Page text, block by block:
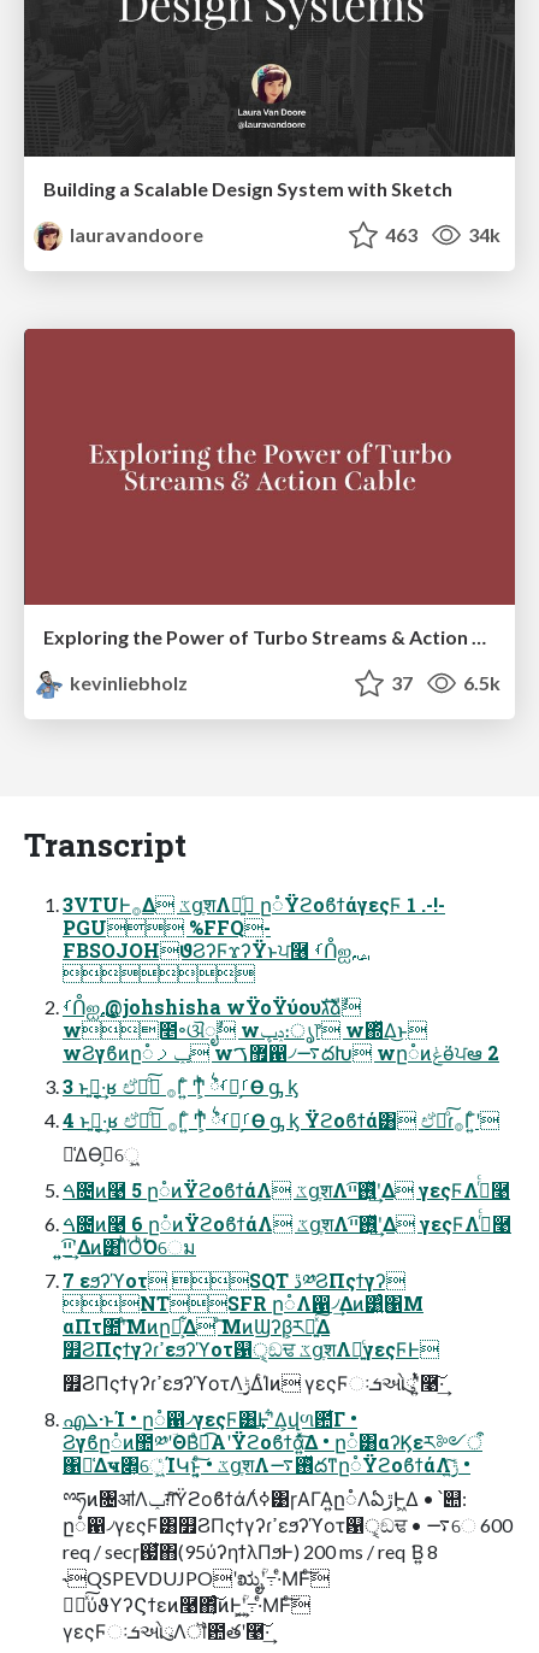
Building a Scalable Design System with Sketch
lauravandoore
463 34k
Exploring the Power of Turbo Streams & Action Cable | RailsConf2023
kevinliebholz
37 6.5k
Transcript
3VTUͰ࡞Δ ػցֶशΛ༻͍ͨ ը૾ΫϩοϐϯάγεςϜ 1 .-!-
PGU %FFQ-
FBSOJOHϑϨʔϜϫʔΫͱਪ࿦ ࡾᑍஐ࢙

ࡾᑍஐ࢙ @johshisha wΫοΫύουגࣜձࣾ
w೥৽ଔೖࣾ wݚڀ։ൃ෦ w΍ͬͯΔ͜ͱ
wϨγϐͷը૾ݕࡧ w޿ࠂ഑৴࠷దԽ wը૾ͷݟӫ͑ਪఆ 2
3 ͱࢥ͍·͔͢ʁ ඒຯͦ͠͏ ࡞Γ͍ͨ Ͳ͕ͬͪ ྆ํࡾᑍ͕ࡱӨ ᶃ ᶄ
4 ͱࢥ͍·͔͢ʁ ඒຯͦ͠͏ ࡞Γ͍ͨ Ͳ͕ͬͪ ྆ํࡾᑍ͕ࡱӨ ᶃ ᶄ Ϋϩοϐϯά͸ ඒຯͦ͠͏ɾ࡞Γ͍ͨʹ
༩͑ΔӨڹ͕େ͖͍
ࠓ೔ͷ࿩ 5 ը૾ͷΫϩοϐϯάΛ ػցֶशΛ࢖͍͍ͬͯײ͡ʹ͢Δ γεςϜΛ࡞ͬͨ࿩
ࠓ೔ͷ࿩ 6 ը૾ͷΫϩοϐϯάΛ ػցֶशΛ࢖͍͍ͬͯײ͡ʹ͢Δ γεςϜΛ࡞ͬͨ࿩
͍͍ײ͡ʹ͢Δͷ͸ΊͪΌͪ͘Όେม
7 εϧʔϓοτ SQT ڐ༰ϨΠςϯγʔ
NTSFR ը૾Λ഑৴͢Δͷ͸͍ͨ΁Μ
αΠτ಺ʹͨ͘͞Μͷը૾͕͋Δ ͨ͘͞ΜͷϢʔβ͕ར༻͍ͯ͠Δ
௿ϨΠςϯγʔɾߴεϧʔϓοτ଱ੑ͕ඞਢ ػցֶशΛ༻͍ͨγεςϜͰ
௿ϨΠςϯγʔɾߴεϧʔϓοτΛ࣮ݱ͢ΔͨΊͷ γεςϜઃܭઓུʹ͍ͭͯ࿩͠·͢
എܠ·ͱΊ • ը૾഑৴γεςϜ͸͢Ͱʹ͋Δ͕վળ఺͋Γ •
Ϩγϐը૾ͷ಺༰ʹؔΘΒͣಉ͡Α͏ʹΫϩοϐϯά͍ͯ͠Δ • ը૾͸αʔϏεར༻ऀ
΁༩͑Δҹ৅͕େ͖͍ͨΊԿͱ͔͍ͨ͠ • ػցֶशΛ࢖ͬͯ࠷దͳը૾ΫϩοϐϯάΛ࣮ݱ͍ͨ͠ •
ྉཧͷ৔ॴΛݕग़ͯ͠ΫϩοϐϯάΛߦ͑͹ɼΑΓΑ͍ը૾ΛఏڙͰ͖Δ • ՝୊:
ը૾഑৴γεςϜ͸௿ϨΠςϯγʔɾߴεϧʔϓοτ଱ੑ͕ඞਢ • ࠷େ 600
req / secɼ஗ͯ͘΋(95ύʔηϯλΠϧͰ) 200 ms / req ͘Β͍ 8
˞QSPEVDUJPOʹಋೖؒʹ߹͍·ͤΜͰͨ͠
ಋೖͯ͠ύϑΥʔϚϯεͷ࿩΋͔ͨͬͨ͠ͷͰ͕ؒ͢ʹ߹͍·ͤΜͰͨ͠
γεςϜઃܭઓུΛॏ఺తʹ࿩͠·͢